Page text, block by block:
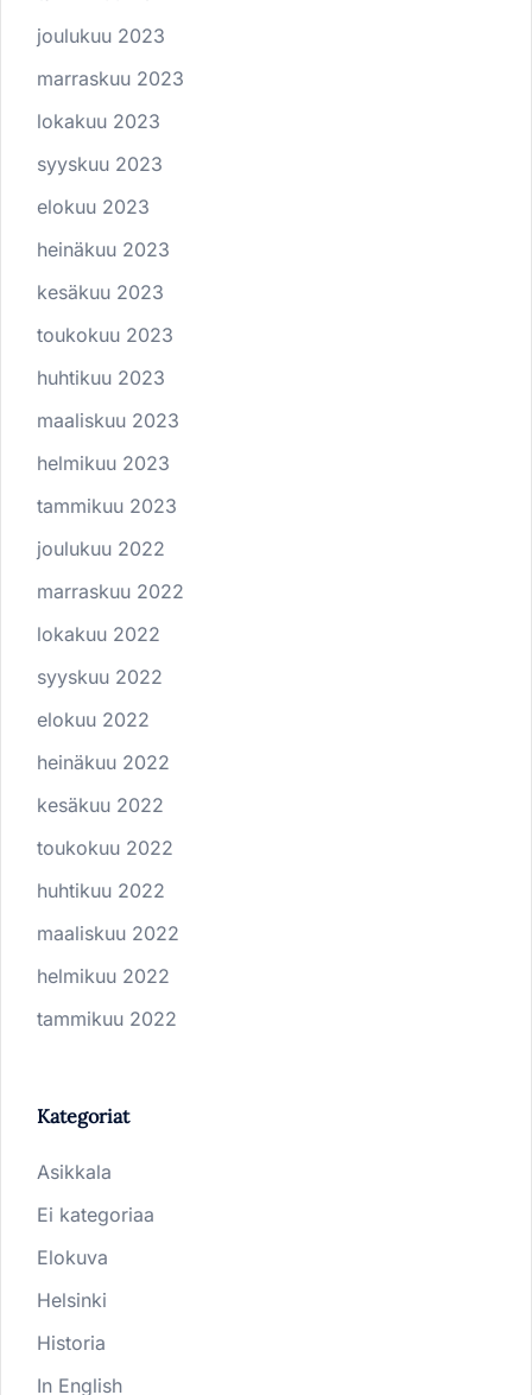
joulukuu 2023
marraskuu 2023
lokakuu 2023
syyskuu 2023
elokuu 2023
heinäkuu 2023
kesäkuu 2023
toukokuu 2023
huhtikuu 2023
maaliskuu 2023
helmikuu 2023
tammikuu 2023
joulukuu 2022
marraskuu 2022
lokakuu 2022
syyskuu 2022
elokuu 2022
heinäkuu 2022
kesäkuu 2022
toukokuu 2022
huhtikuu 2022
maaliskuu 2022
helmikuu 2022
tammikuu 2022
Kategoriat
Asikkala
Ei kategoriaa
Elokuva
Helsinki
Historia
In English